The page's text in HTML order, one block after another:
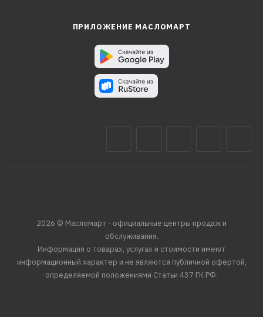
ПРИЛОЖЕНИЕ МАСЛОМАРТ
2026 © Масломарт - официальные центры продаж и
обслуживания.
Информация о товарах, услугах и стоимости имеют
информационный характер и не являются публичной офертой,
определяемой положениями Статьи 437 ГК РФ.